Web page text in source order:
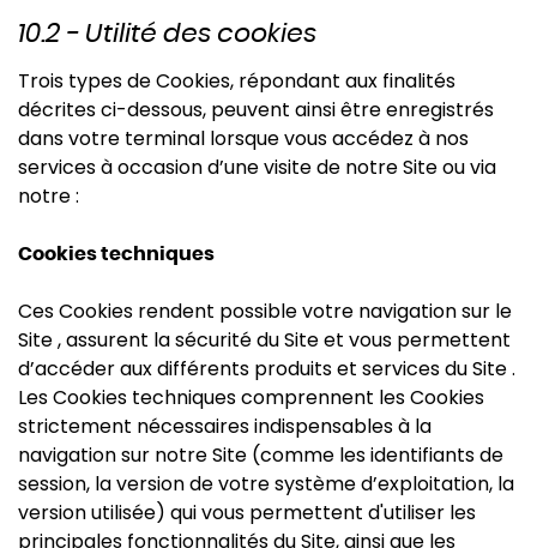
10.2 - Utilité des cookies
Trois types de Cookies, répondant aux finalités
décrites ci-dessous, peuvent ainsi être enregistrés
dans votre terminal lorsque vous accédez à nos
services à occasion d’une visite de notre Site ou via
notre :
Cookies techniques
Ces Cookies rendent possible votre navigation sur le
Site , assurent la sécurité du Site et vous permettent
d’accéder aux différents produits et services du Site .
Les Cookies techniques comprennent les Cookies
strictement nécessaires indispensables à la
navigation sur notre Site (comme les identifiants de
session, la version de votre système d’exploitation, la
version utilisée) qui vous permettent d'utiliser les
principales fonctionnalités du Site, ainsi que les